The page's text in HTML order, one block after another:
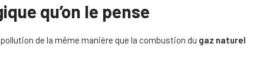
qu’on le pense
de la même manière que la combustion du gaz naturel